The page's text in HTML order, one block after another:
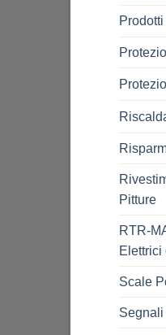
Prodotti
Pitture
RTR-
Elettrici
Scale